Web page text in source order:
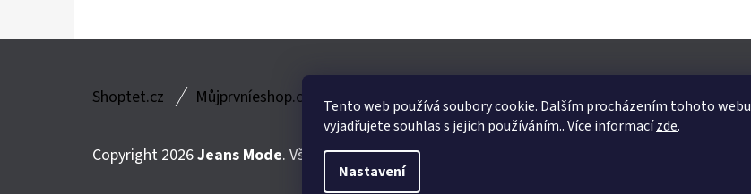
Tento web používá soubory cookie. Dalším procházením tohoto webu
vyjadřujete souhlas s jejich používáním.. Více informacízde.
Nastavení
Shoptet.cz
Můjprvníeshop.cz
Copyright 2026Jeans Mode. Všechna práva vyhrazena.